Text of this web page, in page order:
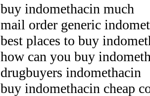
buy indomethacin much
mail order generic
best places to buy
how can you buy
drugbuyers indomethacin
buy indomethacin cheap